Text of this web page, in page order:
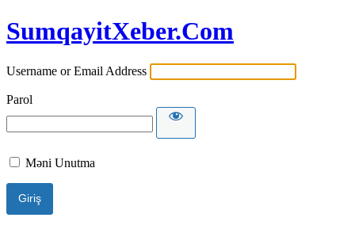
SumqayitXeber.Com
Username or Email Address
Parol
Məni Unutma